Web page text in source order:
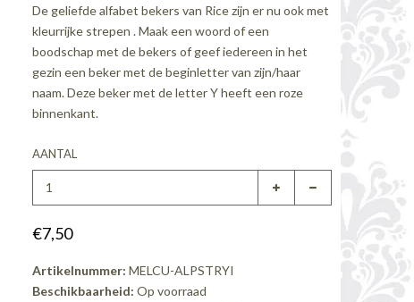
De geliefde alfabet bekers van Rice zijn er nu ook met
kleurrijke strepen . Maak een woord of een
boodschap met de bekers of geef iedereen in het
gezin een beker met de beginletter van zijn/haar
naam. Deze beker met de letter Y heeft een roze
binnenkant.
AANTAL
€7,50
Artikelnummer: MELCU-ALPSTRYI
Beschikbaarheid: Op voorraad